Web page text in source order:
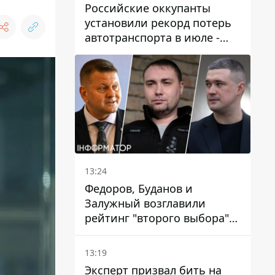
Российские оккупанты
установили рекорд потерь
автотранспорта в июле -
почти 14 тысяч единиц
13:24
Федоров, Буданов и
Залужный возглавили
рейтинг "второго выбора"
украинцев - опрос показал
альтернативные симпатии
13:19
Эксперт призвал бить на